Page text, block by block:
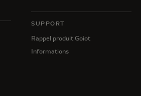
SUPPORT
Rappel produit Goiot
Informations